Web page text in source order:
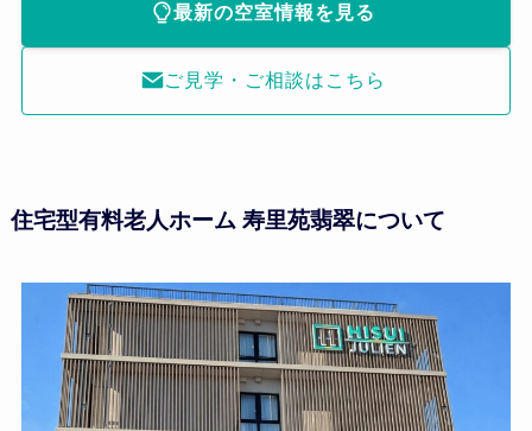
最新の空室情報を見る
ご見学・ご相談はこちら
住宅型有料老人ホーム 寿里苑翡翠について